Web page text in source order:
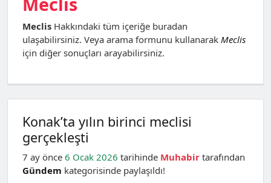
Meclis Hakkındaki tüm içeriğe buradan
ulaşabilirsiniz. Veya arama formunu kullanarak Meclis
için diğer sonuçları arayabilirsiniz.
Konak’ta yılın birinci meclisi
gerçekleşti
7 ay önce 6 Ocak 2026 tarihinde Muhabir tarafından
Gündem kategorisinde paylaşıldı!